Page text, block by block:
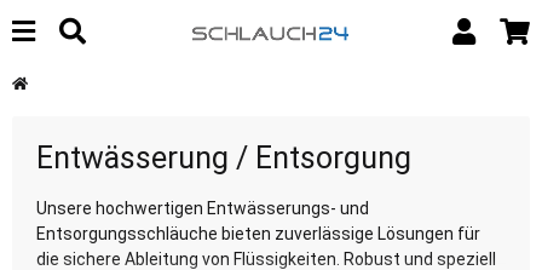
Entwässerung / Entsorgung
Unsere hochwertigen Entwässerungs- und
Entsorgungsschläuche bieten zuverlässige Lösungen für
die sichere Ableitung von Flüssigkeiten. Robust und speziell
Entwässerungsanwendungen. Entdecken Sie unsere